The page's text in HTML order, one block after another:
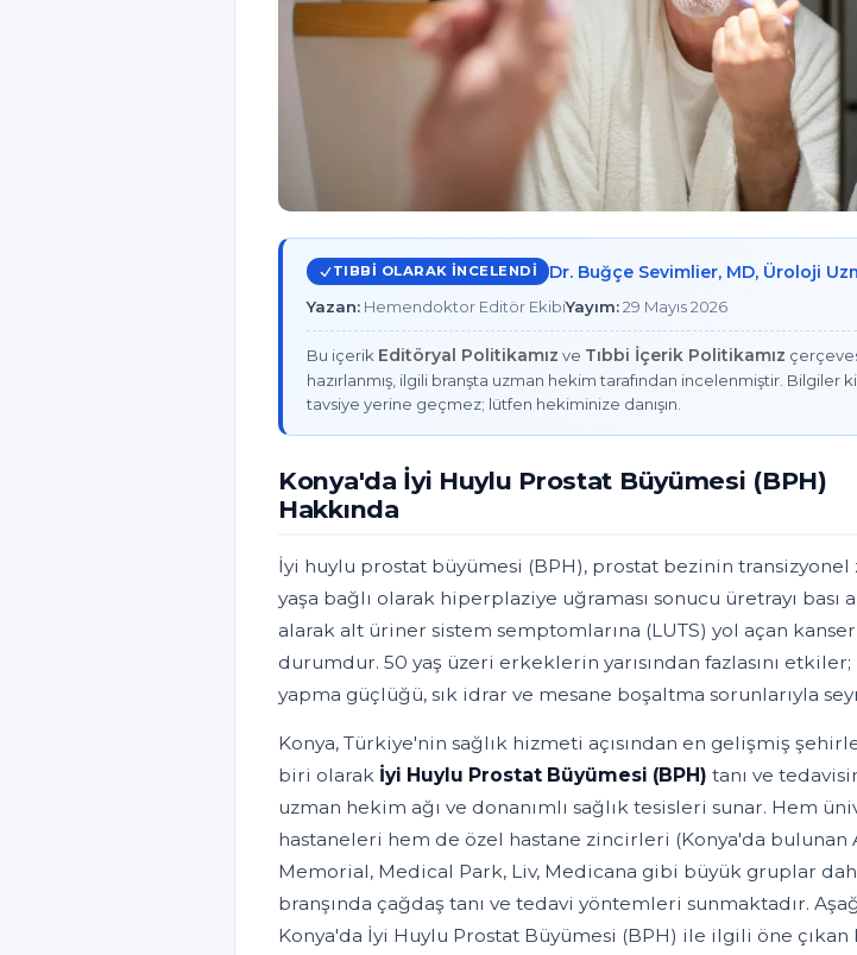
TIBBI OLARAK INCELENDI Dr. Buğçe Sevimlier, MD, Üroloji
Yazan: Hemendoktor Editör EkibiYayım:29 Mayıs 2026
Bu içerik Editöryal Politikamız ve Tıbbi İçerik Politikamız
hazırlanmış, ilgili branşta uzman hekim tarafından incelenmiştir. Bilgiler
tavsiye yerine geçmez; lütfen hekiminize danışın.
Konya'da İyi Huylu Prostat Büyümesi (BPH)
Hakkında
İyi huylu prostat büyümesi (BPH), prostat bezinin transizyonel
yaşa bağlı olarak hiperplaziye uğraması sonucu üretrayı bası
alarak alt üriner sistem semptomlarına (LUTS) yol açan kanser
durumdur. 50 yaş üzeri erkeklerin yarısından fazlasını
yapma güçlüğü, sık idrar ve mesane boşaltma sorunlarıyla
Konya, Türkiye'nin sağlık hizmeti açısından en gelişmiş
biri olarak İyi Huylu Prostat Büyümesi (BPH) tanı ve
uzman hekim ağı ve donanımlı sağlık tesisleri sunar. Hem
hastaneleri hem de özel hastane zincirleri (Konya'da bulunan
Memorial, Medical Park, Liv, Medicana gibi büyük gruplar
branşında çağdaş tanı ve tedavi yöntemleri sunmaktadır.
Konya'da İyi Huylu Prostat Büyümesi (BPH) ile ilgili öne